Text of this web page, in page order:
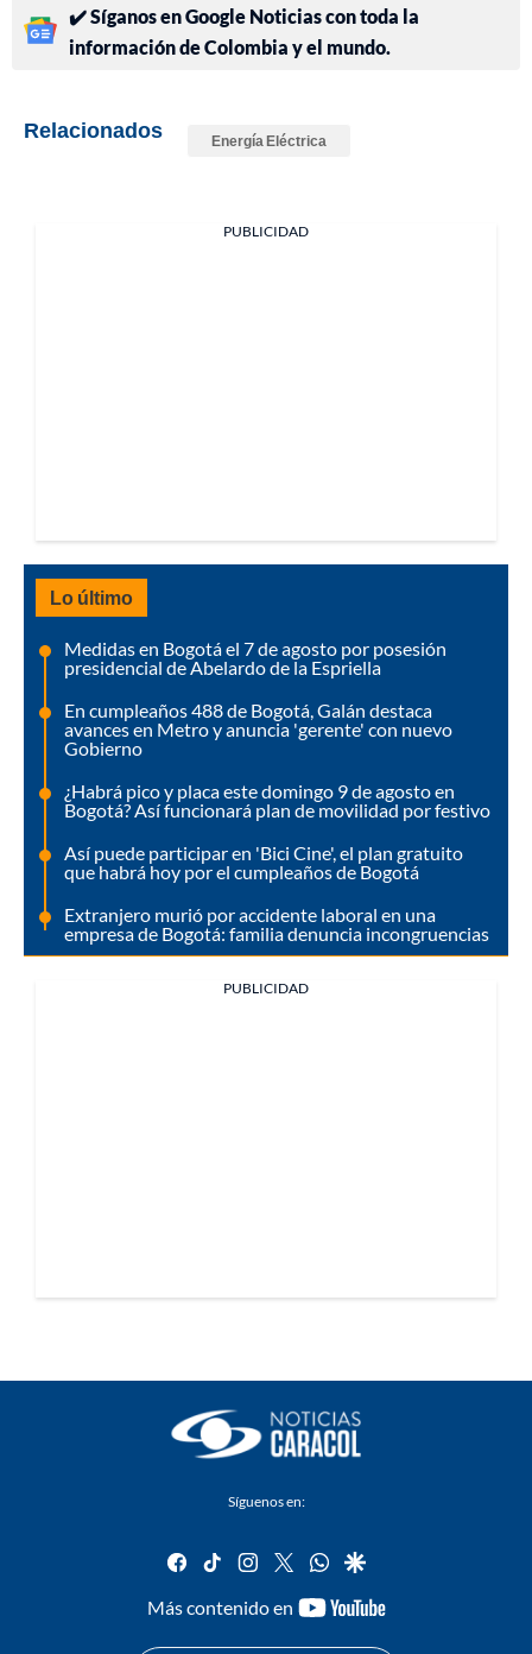
✔️ Síganos en Google Noticias con toda la
información de Colombia y el mundo.
Relacionados Energía Eléctrica
PUBLICIDAD
Lo último
Medidas en Bogotá el 7 de agosto por posesión
presidencial de Abelardo de la Espriella
En cumpleaños 488 de Bogotá, Galán destaca
avances en Metro y anuncia 'gerente' con nuevo
Gobierno
¿Habrá pico y placa este domingo 9 de agosto en
Bogotá? Así funcionará plan de movilidad por festivo
Así puede participar en 'Bici Cine', el plan gratuito
que habrá hoy por el cumpleaños de Bogotá
Extranjero murió por accidente laboral en una
empresa de Bogotá: familia denuncia incongruencias
PUBLICIDAD
Síguenos en:
facebook
tiktok instagram
twitterwhatsapp
google
Más contenido en
youtube-